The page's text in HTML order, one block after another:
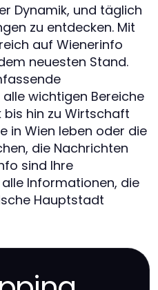
Dynamik, und täglich
zu entdecken. Mit
auf Wienerinfo
neuesten Stand.
wichtigen Bereiche
bis hin zu Wirtschaft
in Wien leben oder die
die Nachrichten
sind Ihre
Informationen, die
Hauptstadt